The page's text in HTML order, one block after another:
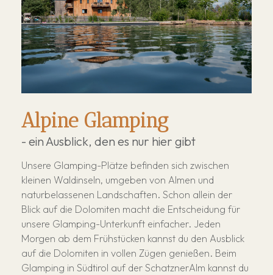
Alpine Glamping
- ein Ausblick, den es nur hier gibt
Unsere Glamping-Plätze befinden sich zwischen
kleinen Waldinseln, umgeben von Almen und
naturbelassenen Landschaften. Schon allein der
Blick auf die Dolomiten macht die Entscheidung für
unsere Glamping-Unterkunft einfacher. Jeden
Morgen ab dem Frühstücken kannst du den Ausblick
auf die Dolomiten in vollen Zügen genießen. Beim
Glamping in Südtirol auf der SchatznerAlm kannst du